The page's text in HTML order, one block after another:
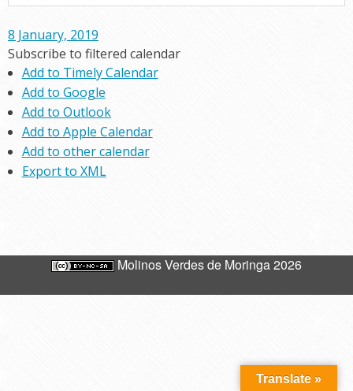
8 January, 2019
Subscribe to filtered calendar
Add to Timely Calendar
Add to Google
Add to Outlook
Add to Apple Calendar
Add to other calendar
Export to XML
Molinos Verdes de Moringa 2026
Translate »